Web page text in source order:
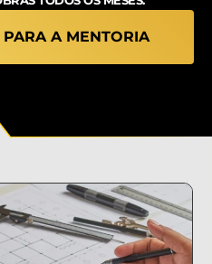
A MENTORIA